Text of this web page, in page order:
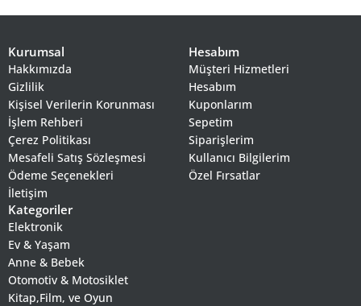
Kurumsal
Hakkımızda
Gizlilik
Kişisel Verilerin Korunması
İşlem Rehberi
Çerez Politikası
Mesafeli Satış Sözleşmesi
Ödeme Seçenekleri
İletişim
Hesabım
Müşteri Hizmetleri
Hesabım
Kuponlarım
Sepetim
Siparişlerim
Kullanıcı Bilgilerim
Özel Fırsatlar
Kategoriler
Elektronik
Ev & Yaşam
Anne & Bebek
Otomotiv & Motosiklet
Kitap,Film, ve Oyun